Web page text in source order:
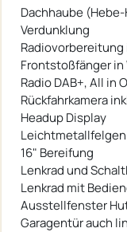
Dachhaube
Verdunklung
Frontstoßfänger in
Radio DAB+, All in
Rückfahrkamera
Headup Display
16" Bereifung
Lenkrad und
Lenkrad mit
Ausstellfenster
Garagentür auch